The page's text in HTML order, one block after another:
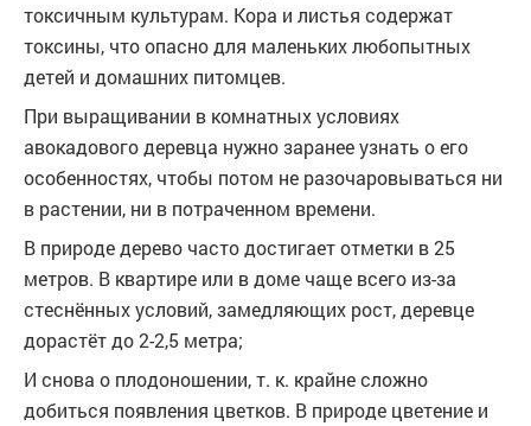
токсичным культурам. Кора и листья содержат
токсины, что опасно для маленьких любопытных
детей и домашних питомцев.
При выращивании в комнатных условиях
авокадового деревца нужно заранее узнать о его
особенностях, чтобы потом не разочаровываться ни
в растении, ни в потраченном времени.
В природе дерево часто достигает отметки в 25
метров. В квартире или в доме чаще всего из-за
стеснённых условий, замедляющих рост, деревце
дорастёт до 2-2,5 метра;
И снова о плодоношении, т. к. крайне сложно
добиться появления цветков. В природе цветение и